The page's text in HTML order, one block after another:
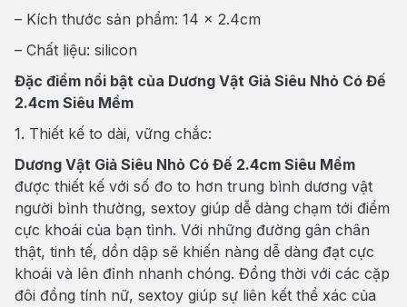
– Kích thước sản phẩm: 14 x 2.4cm
– Chất liệu: silicon
Đặc điểm nổi bật của Dương Vật Giả Siêu Nhỏ Có Đế
2.4cm Siêu Mềm
1. Thiết kế to dài, vững chắc:
Dương Vật Giả Siêu Nhỏ Có Đế 2.4cm Siêu Mềm
được thiết kế với số đo to hơn trung bình dương vật
người bình thường, sextoy giúp dễ dàng chạm tới điểm
cực khoái của bạn tình. Với những đường gân chân
thật, tinh tế, dồn dập sẽ khiến nàng dễ dàng đạt cực
khoái và lên đỉnh nhanh chóng. Đồng thời với các cặp
đôi đồng tính nữ, sextoy giúp sự liên kết thể xác của